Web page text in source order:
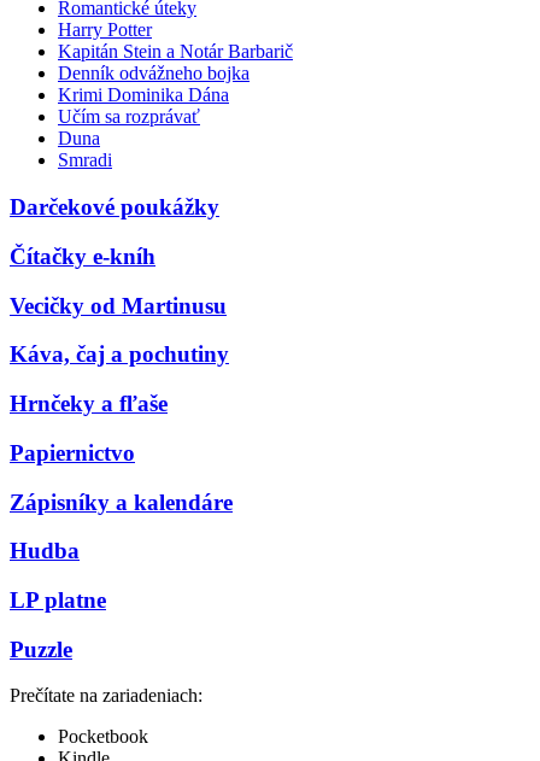
Romantické úteky
Harry Potter
Kapitán Stein a Notár Barbarič
Denník odvážneho bojka
Krimi Dominika Dána
Učím sa rozprávať
Duna
Smradi
Darčekové poukážky
Čítačky e-kníh
Vecičky od Martinusu
Káva, čaj a pochutiny
Hrnčeky a fľaše
Papiernictvo
Zápisníky a kalendáre
Hudba
LP platne
Puzzle
Prečítate na zariadeniach:
Pocketbook